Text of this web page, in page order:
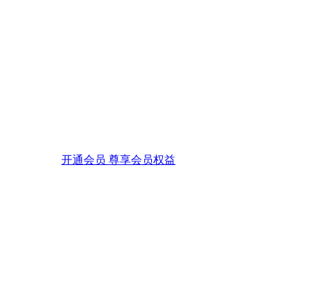
开通会员 尊享会员权益